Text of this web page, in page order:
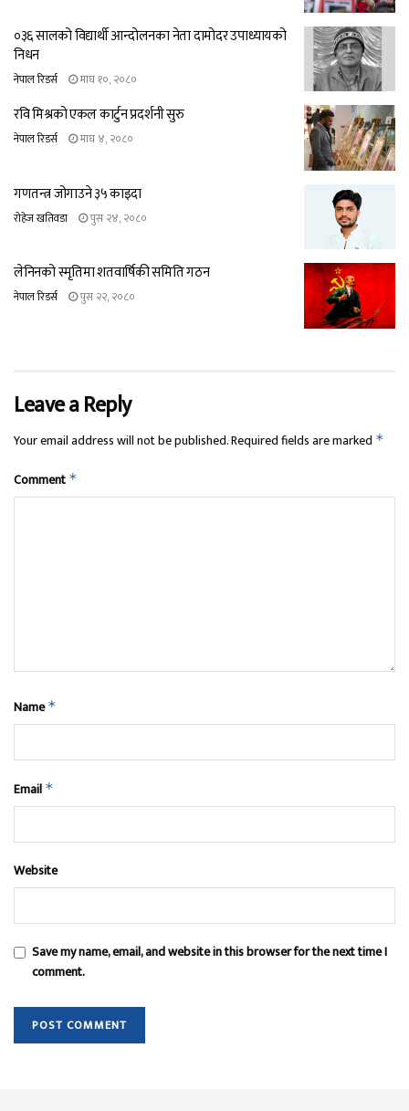
०३६ सालको विद्यार्थी आन्दोलनका नेता दामोदर उपाध्यायको
निधन
नेपाल रिडर्स माघ १०, २०८०
रवि मिश्रको एकल कार्टुन प्रदर्शनी सुरु
नेपाल रिडर्स माघ ४, २०८०
गणतन्त्र जोगाउने ३५ काइदा
रोहेज खतिवडा पुस २४, २०८०
लेनिनको स्मृतिमा शतवार्षिकी समिति गठन
नेपाल रिडर्स पुस २२, २०८०
Leave a Reply
Your email address will not be published.Required fields are marked *
Comment *
Name*
Email *
Website
Save my name, email, and website in this browser for the next time I
comment.